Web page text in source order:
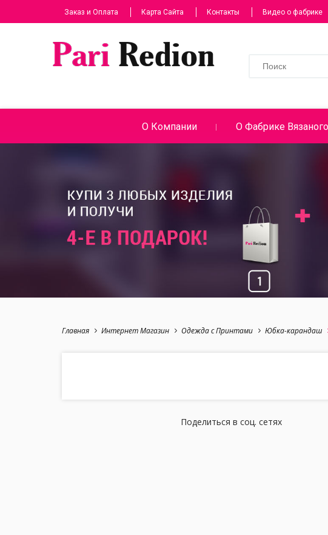
Заказ и Оплата Карта Сайта Контакты Видео о фабрике
О Компании О Фабрике
Главная Интернет Магазин Одежда с Принтами Юбка-карандаш
Поделиться в соц. сетях